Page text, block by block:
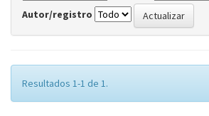
Autor/registro
Resultados 1-1 de 1.